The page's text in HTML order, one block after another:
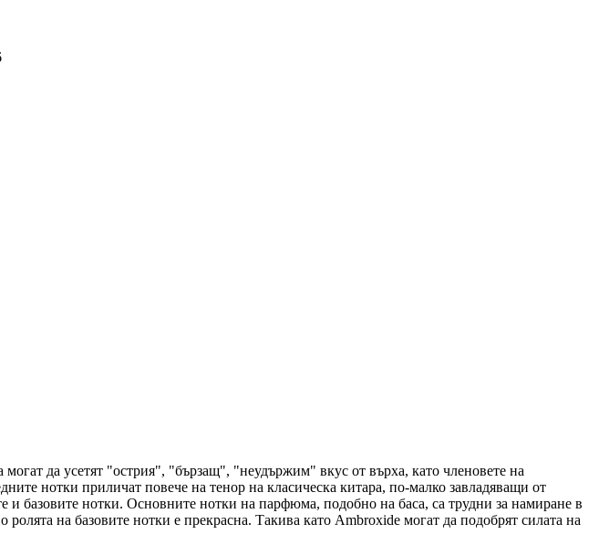
да усетят "острия", "бързащ", "неудържим" вкус от върха, като членовете на
нотки приличат повече на тенор на класическа китара, по-малко завладяващи от
и базовите нотки. Основните нотки на парфюма, подобно на баса, са трудни за намиране в
на базовите нотки е прекрасна. Такива като Ambroxide могат да подобрят силата на